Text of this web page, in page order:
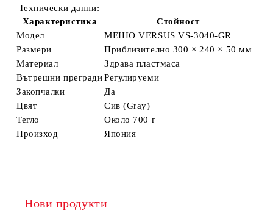
Технически данни:
Характеристика
Стойност
Модел
MEIHO VERSUS VS-3040-GR
Размери
Приблизително 300 × 240 × 50 мм
Материал
Здрава пластмаса
Вътрешни преградиРегулируеми
Закопчалки
Да
Цвят
Сив (Gray)
Тегло
Около 700 г
Произход
Япония
Нови продукти